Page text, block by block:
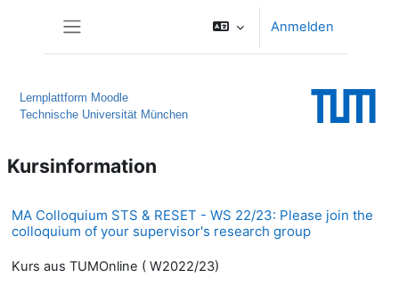
Anmelden
Lernplattform Moodle
Technische Universität München
Kursinformation
MA Colloquium STS & RESET - WS 22/23: Please join the
colloquium of your supervisor's research group
Kurs aus TUMOnline ( W2022/23)